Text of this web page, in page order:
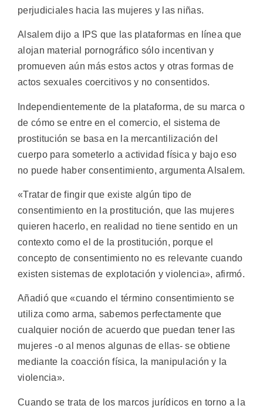
perjudiciales hacia las mujeres y las niñas.
Alsalem dijo a IPS que las plataformas en línea que
alojan material pornográfico sólo incentivan y
promueven aún más estos actos y otras formas de
actos sexuales coercitivos y no consentidos.
Independientemente de la plataforma, de su marca o
de cómo se entre en el comercio, el sistema de
prostitución se basa en la mercantilización del
cuerpo para someterlo a actividad física y bajo eso
no puede haber consentimiento, argumenta Alsalem.
«Tratar de fingir que existe algún tipo de
consentimiento en la prostitución, que las mujeres
quieren hacerlo, en realidad no tiene sentido en un
contexto como el de la prostitución, porque el
concepto de consentimiento no es relevante cuando
existen sistemas de explotación y violencia», afirmó.
Añadió que «cuando el término consentimiento se
utiliza como arma, sabemos perfectamente que
cualquier noción de acuerdo que puedan tener las
mujeres -o al menos algunas de ellas- se obtiene
mediante la coacción física, la manipulación y la
violencia».
Cuando se trata de los marcos jurídicos en torno a la